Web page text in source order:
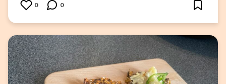
0 0